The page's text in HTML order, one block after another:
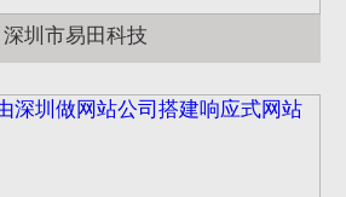
深圳市易田科技